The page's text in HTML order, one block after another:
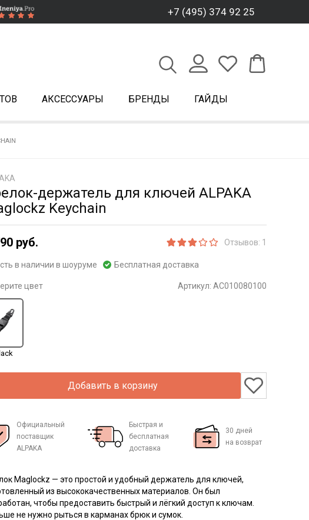
+7 (495) 374 92 25
АКСЕССУАРЫ БРЕНДЫ ГАЙДЫ
держатель для ключей ALPAKA
Keychain
руб. Отзывов: 1
в наличии в шоуруме Бесплатная доставка
цвет Артикул: AC010080100
Добавить в корзину
Официальный
поставщик
ALPAKA
Быстрая и
бесплатная
доставка
30 дней
на возврат
Maglockz — это простой и удобный держатель для ключей,
из высококачественных материалов. Он был
чтобы предоставить быстрый и лёгкий доступ к ключам.
не нужно рыться в карманах брюк и сумок.